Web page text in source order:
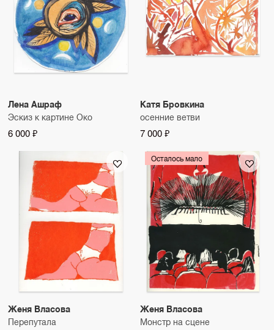
Лена Ашраф
Эскиз к картине Око
6 000 ₽
Катя Бровкина
осенние ветви
7 000 ₽
Женя Власова
Перепутала
Осталось мало
Женя Власова
Монстр на сцене